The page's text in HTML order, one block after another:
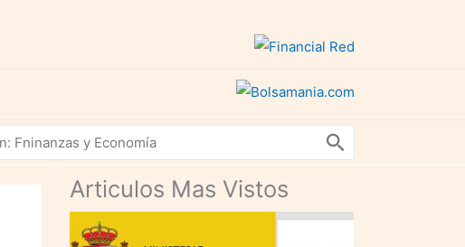
Articulos Mas Vistos